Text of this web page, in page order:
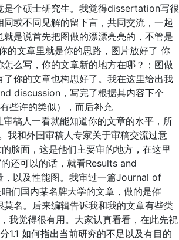
是个硕士研究生。我觉得dissertation写很
或不同见解的留下言，共同交流，一起
是说首先把图做的漂漂亮亮的，不管是
的文章里就是你的思路，图片放好了 你
么写，你的文章新的地方在哪？；图做
你的文章也构思好了。我在这里给出我
discussion，写完了根据其内容下个
些许的类似），而后补充
审稿人一看就能知道你的文章的水平，所
和外国审稿人专家关于审稿交流过意
脸面，这是他们主要审的地方，在这里
还可以的话，就看Results and
以及性能图。我审过一篇Journal of
们国内某名牌大学的文章，做的是催
名。后来编辑告诉我和我的文章有些类
我觉得很有用。大家认真看看，在此先祝
如何指出当前研究的不足以及有目的